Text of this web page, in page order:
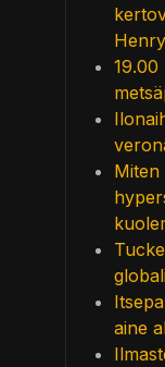
Miten
aine